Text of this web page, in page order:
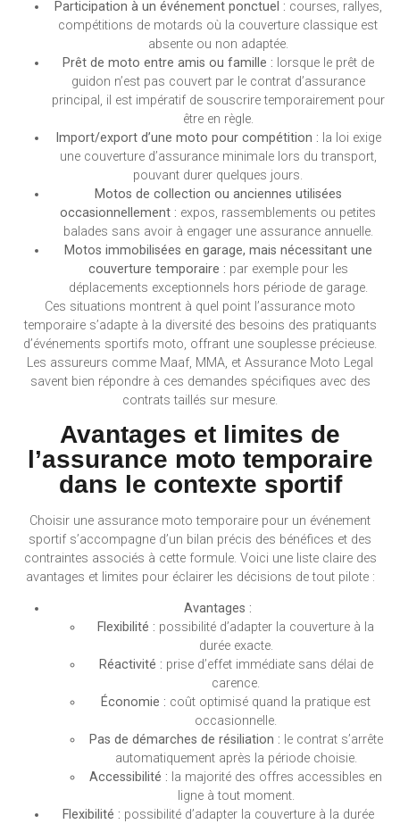
Participation à un événement ponctuel : courses, rallyes,
compétitions de motards où la couverture classique est
absente ou non adaptée.
Prêt de moto entre amis ou famille : lorsque le prêt de
guidon n’est pas couvert par le contrat d’assurance
principal, il est impératif de souscrire temporairement pour
être en règle.
Import/export d’une moto pour compétition : la loi exige
une couverture d’assurance minimale lors du transport,
pouvant durer quelques jours.
Motos de collection ou anciennes utilisées
occasionnellement : expos, rassemblements ou petites
balades sans avoir à engager une assurance annuelle.
Motos immobilisées en garage, mais nécessitant une
couverture temporaire : par exemple pour les
déplacements exceptionnels hors période de garage.
Ces situations montrent à quel point l’assurance moto
temporaire s’adapte à la diversité des besoins des pratiquants
d’événements sportifs moto, offrant une souplesse précieuse.
Les assureurs comme Maaf, MMA, et Assurance Moto Legal
savent bien répondre à ces demandes spécifiques avec des
contrats taillés sur mesure.
Avantages et limites de
l’assurance moto temporaire
dans le contexte sportif
Choisir une assurance moto temporaire pour un événement
sportif s’accompagne d’un bilan précis des bénéfices et des
contraintes associés à cette formule. Voici une liste claire des
avantages et limites pour éclairer les décisions de tout pilote :
Avantages :
Flexibilité : possibilité d’adapter la couverture à la
durée exacte.
Réactivité : prise d’effet immédiate sans délai de
carence.
Économie : coût optimisé quand la pratique est
occasionnelle.
Pas de démarches de résiliation : le contrat s’arrête
automatiquement après la période choisie.
Accessibilité : la majorité des offres accessibles en
ligne à tout moment.
Flexibilité : possibilité d’adapter la couverture à la durée